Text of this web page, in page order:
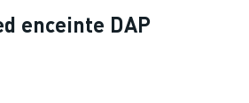
enceinte DAP